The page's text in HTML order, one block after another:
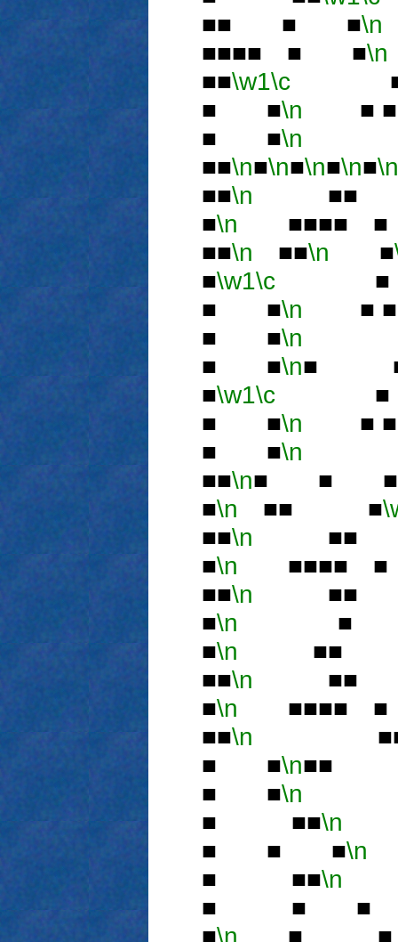
■■ ■ ■\n
■■■■ ■ ■\n
■■\w1\c■
■ ■\n ■
■ ■\n
■■\n■\n■\n■\n■\n
■■\n ■■
■\n ■■■■
■■\n ■■\n ■
■\w1\c■
■ ■\n ■
■ ■\n
■ ■\n■
■\w1\c■
■ ■\n ■
■ ■\n
■■\n■ ■ ■
■\n ■■ ■
■■\n ■■
■\n ■■■■
■■\n ■■
■\n ■
■\n ■■
■■\n ■■
■\n ■■■■
■■\n ■■
■ ■\n
■ ■\n
■ ■■\n
■ ■ ■\n
■ ■■\n
■ ■ ■
■\n ■ ■